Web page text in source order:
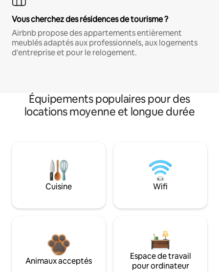
Vous cherchez des résidences de tourisme ?
Airbnb propose des appartements entièrement
meublés adaptés aux professionnels, aux logements
d'entreprise et pour le relogement.
Équipements populaires pour des
locations moyenne et longue durée
Cuisine Wifi
Animaux acceptés
Espace de travail
pour ordinateur